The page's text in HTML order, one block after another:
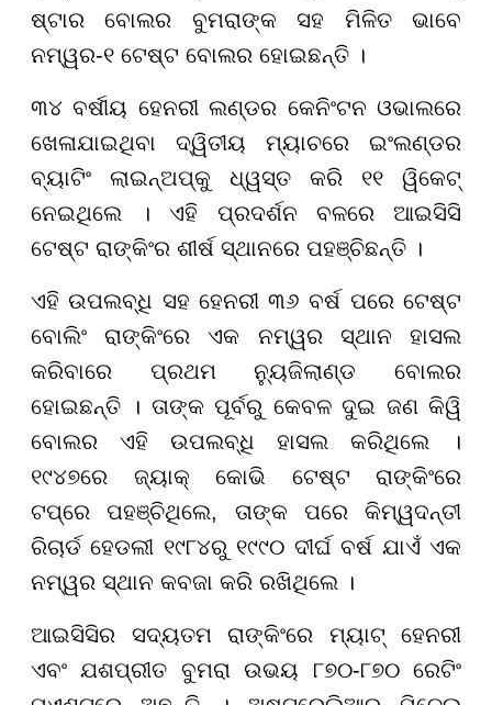
ଷ୍ଟାର ବୋଲର ବୁମରାଙ୍କ ସହ ମିଳିତ ଭାବେ
ନମ୍ୱର-୧ ଟେଷ୍ଟ ବୋଲର ହୋଇଛନ୍ତି ।
୩୪ ବର୍ଷୀୟ ହେନରୀ ଲଣ୍ଡର କେନିଂଟନ ଓଭାଲରେ
ଖେଳାଯାଇଥିବା ଦ୍ୱିତୀୟ ମ୍ୟାଚରେ ଇଂଲଣ୍ଡର
ବ୍ୟାଟିଂ ଲାଇନ୍ଅପ୍‌କୁ ଧ୍ୱସ୍ତ କରି ୧୧ ୱିକେଟ୍
ନେଇଥିଲେ । ଏହି ପ୍ରଦର୍ଶନ ବଳରେ ଆଇସିସି
ଟେଷ୍ଟ ରାଙ୍କିଂର ଶୀର୍ଷ ସ୍ଥାନରେ ପହଞ୍ଚିଛନ୍ତି ।
ଏହି ଉପଲବ୍ଧି ସହ ହେନରୀ ୩୬ ବର୍ଷ ପରେ ଟେଷ୍ଟ
ବୋଲିଂ ରାଙ୍କିଂରେ ଏକ ନମ୍ୱର ସ୍ଥାନ ହାସଲ
କରିବାରେ ପ୍ରଥମ ନ୍ୟୁଜିଲାଣ୍ଡ ବୋଲର
ହୋଇଛନ୍ତି । ତାଙ୍କ ପୂର୍ବରୁ କେବଳ ଦୁଇ ଜଣ କିୱି
ବୋଲର ଏହି ଉପଲବ୍ଧି ହାସଲ କରିଥିଲେ ।
୧୯୪୭ରେ ଜ୍ୟାକ୍ କୋଭି ଟେଷ୍ଟ ରାଙ୍କିଂରେ
ଟପ୍‌ରେ ପହଞ୍ଚିଥିଲେ, ତାଙ୍କ ପରେ କିମ୍ୱଦନ୍ତୀ
ରିଚାର୍ଡ ହେଡଲୀ ୧୯୮୪ରୁ ୧୯୯୦ ଦୀର୍ଘ ବର୍ଷ ଯାଏଁ ଏକ
ନମ୍ୱର ସ୍ଥାନ କବଜା କରି ରଖିଥିଲେ ।
ଆଇସିସିର ସଦ୍ୟତମ ରାଙ୍କିଂରେ ମ୍ୟାଟ୍ ହେନରୀ
ଏବଂ ଯଶପ୍ରୀତ ବୁମରା ଉଭୟ ୮୭୦-୮୭୦ ରେଟିଂ